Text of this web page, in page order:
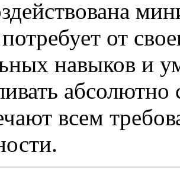
от
навыков и
всем